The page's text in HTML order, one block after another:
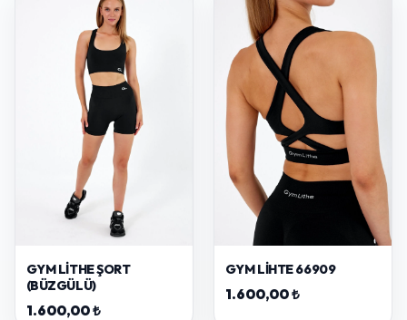
GYM LITHE ŞORT
(BÜZGÜLÜ)
1.600,00 ₺
GYM LIHTE 66909
1.600,00 ₺